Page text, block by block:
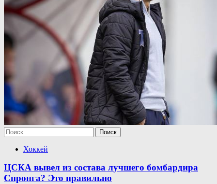
Найти:
Хоккей
ЦСКА вывел из состава лучшего бомбардира
Спронга? Это правильно